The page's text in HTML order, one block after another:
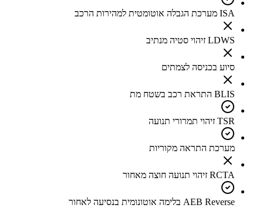
ISA מערכת הגבלה אוטומטית למהירות הרכב
LDWS זיהוי סטיה מנתיב
סיוע בכניסה לצמתים
BLIS התראת רכב בשטח מת
TSR זיהוי תמרורי תנועה
מערכת התראה מקוריות
RCTA זיהוי תנועה חוצה מאחור
AEB Reverse בלימה אוטונומית בנסיעה לאחור